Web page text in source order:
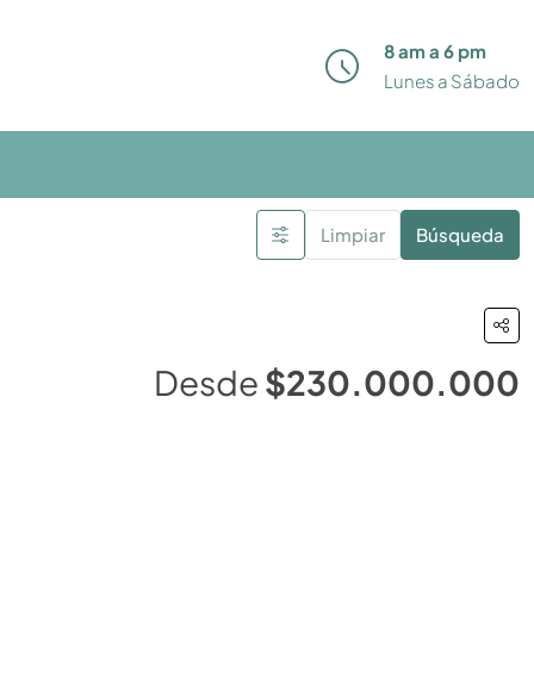
8 am a 6 pm
Lunes a Sábado
Limpiar Búsqueda
Desde $230.000.000